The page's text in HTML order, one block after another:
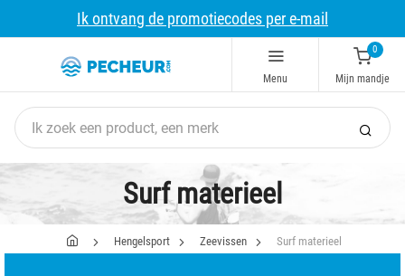
Ik ontvang de promotiecodes per e-mail
Menu
0
Mijn mandje
Surf materieel
Hengelsport Zeevissen Surf materieel